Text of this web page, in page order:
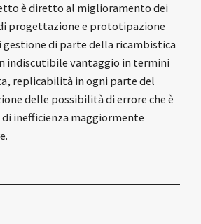
è diretto al miglioramento dei
progettazione e prototipazione
gestione di parte della ricambistica
indiscutibile vantaggio in termini
replicabilità in ogni parte del
delle possibilità di errore che è
inefficienza maggiormente